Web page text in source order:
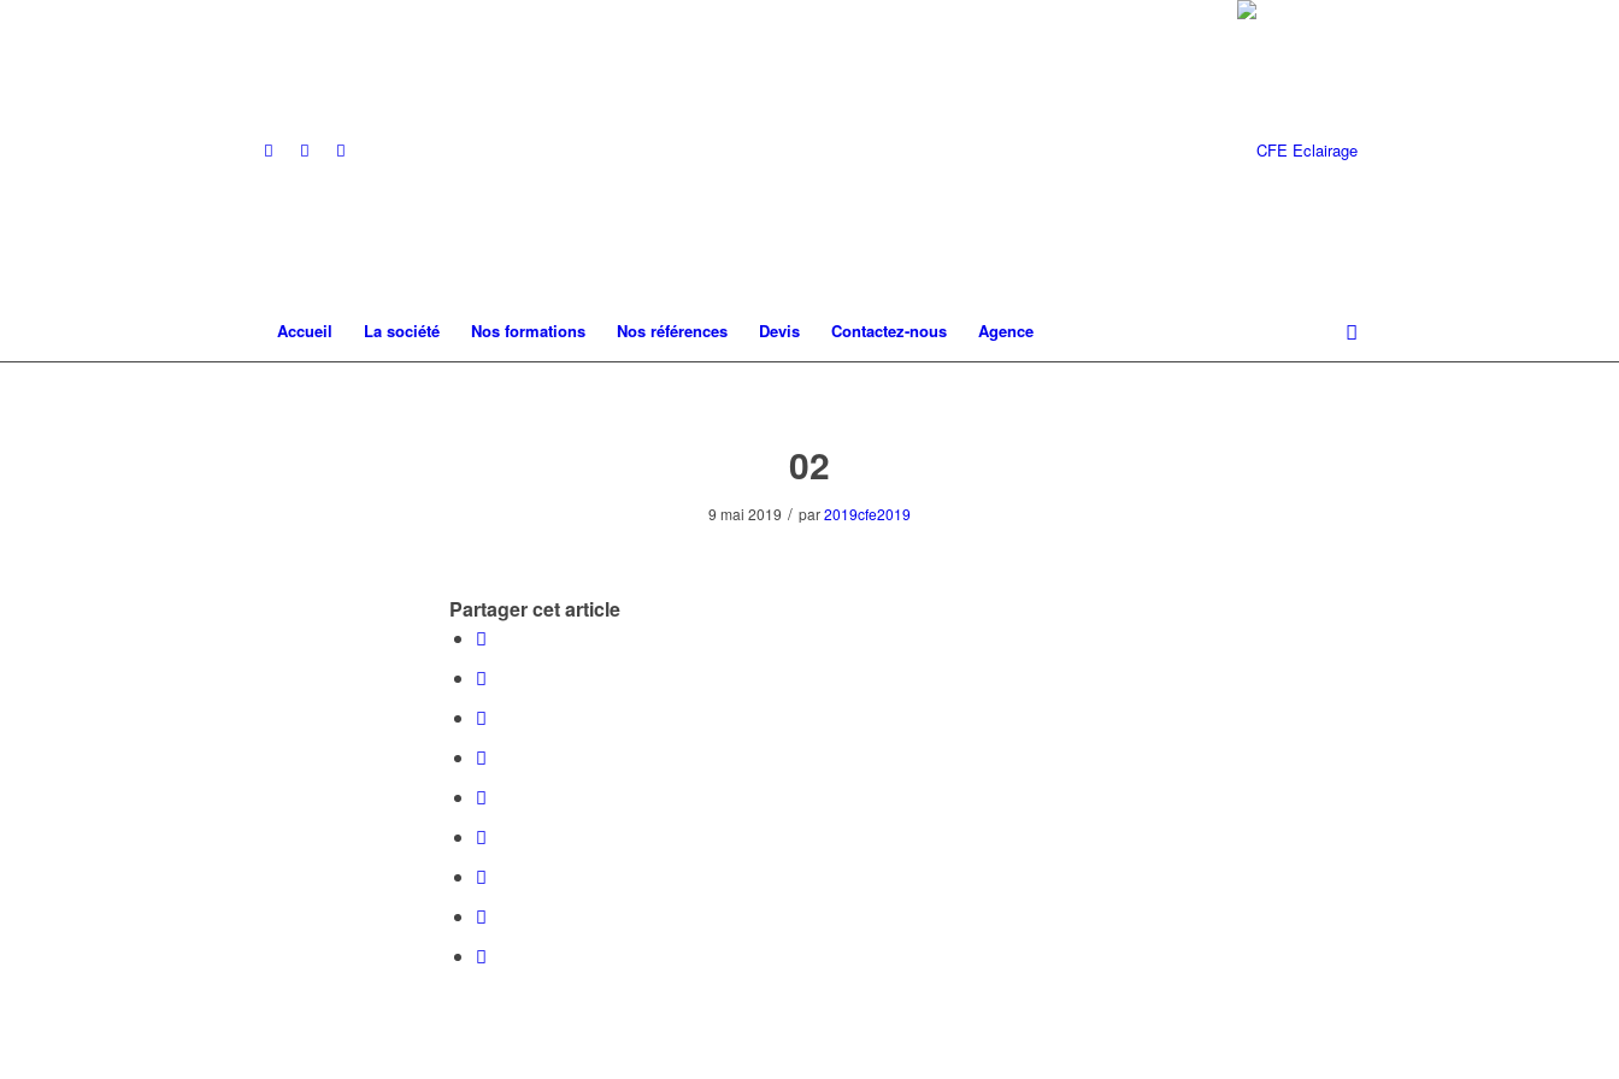
Accueil La société Nos formations Nos références Devis Contactez-nous Agence
02
9 mai 2019 / par2019cfe2019
Partager cet article